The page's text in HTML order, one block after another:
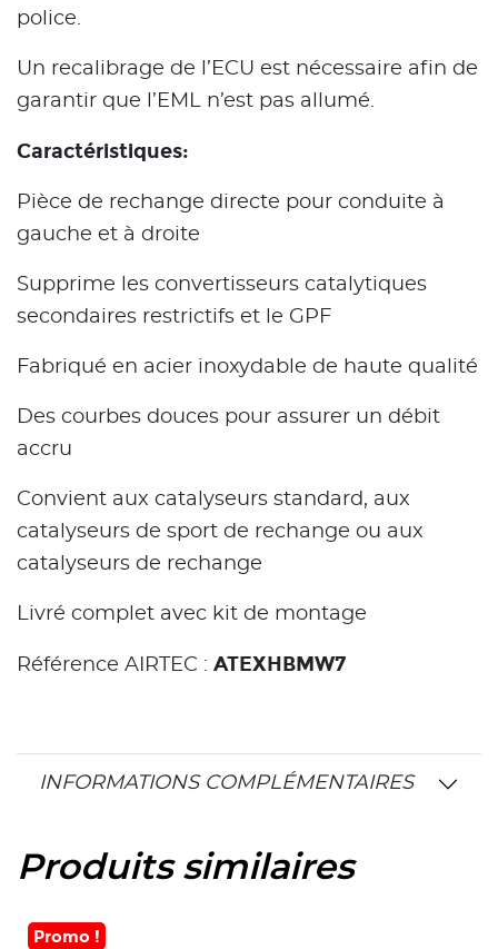
police.
Un recalibrage de l’ECU est nécessaire afin de
garantir que l’EML n’est pas allumé.
Caractéristiques:
Pièce de rechange directe pour conduite à
gauche et à droite
Supprime les convertisseurs catalytiques
secondaires restrictifs et le GPF
Fabriqué en acier inoxydable de haute qualité
Des courbes douces pour assurer un débit
accru
Convient aux catalyseurs standard, aux
catalyseurs de sport de rechange ou aux
catalyseurs de rechange
Livré complet avec kit de montage
Référence AIRTEC : ATEXHBMW7
INFORMATIONS COMPLÉMENTAIRES
Produits similaires
Promo !